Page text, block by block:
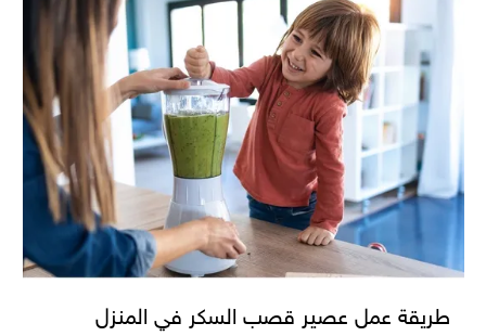
طريقة عمل عصير قصب السكر في المنزل